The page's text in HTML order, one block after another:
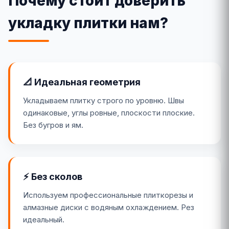
укладку плитки нам?
📐 Идеальная геометрия
Укладываем плитку строго по уровню. Швы
одинаковые, углы ровные, плоскости плоские.
Без бугров и ям.
⚡ Без сколов
Используем профессиональные плиткорезы и
алмазные диски с водяным охлаждением. Рез
идеальный.